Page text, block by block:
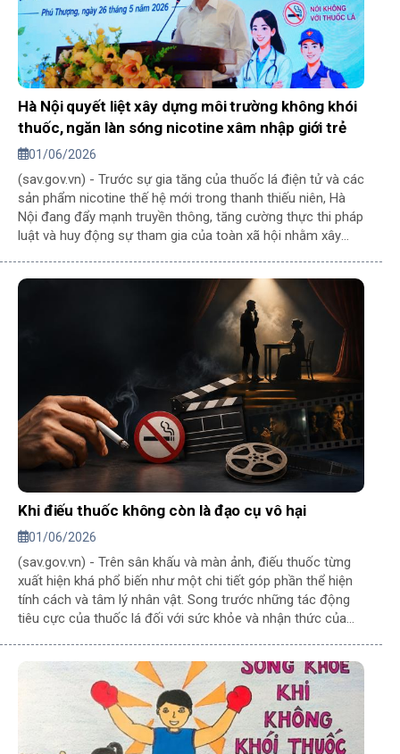
Hà Nội quyết liệt xây dựng môi trường không khói
thuốc, ngăn làn sóng nicotine xâm nhập giới trẻ
01/06/2026
(sav.gov.vn) - Trước sự gia tăng của thuốc lá điện tử và các
sản phẩm nicotine thế hệ mới trong thanh thiếu niên, Hà
Nội đang đẩy mạnh truyền thông, tăng cường thực thi pháp
luật và huy động sự tham gia của toàn xã hội nhằm xây
Khi điếu thuốc không còn là đạo cụ vô hại
01/06/2026
(sav.gov.vn) - Trên sân khấu và màn ảnh, điếu thuốc từng
xuất hiện khá phổ biến như một chi tiết góp phần thể hiện
tính cách và tâm lý nhân vật. Song trước những tác động
tiêu cực của thuốc lá đối với sức khỏe và nhận thức của